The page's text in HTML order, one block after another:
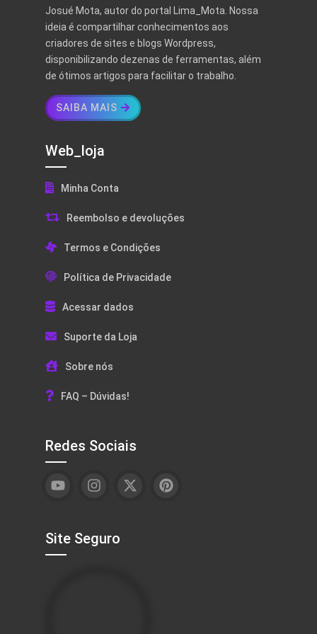
Josué Mota, autor do portal Lima_Mota. Nossa
ideia é compartilhar conhecimentos aos
criadores de sites e blogs Wordpress,
disponibilizando dezenas de ferramentas, além
de ótimos artigos para facilitar o trabalho.
SAIBA MAIS
Web_loja
Minha Conta
Reembolso e devoluções
Termos e Condições
Política de Privacidade
Acessar dados
Suporte da Loja
Sobre nós
FAQ – Dúvidas!
Redes Sociais
Site Seguro